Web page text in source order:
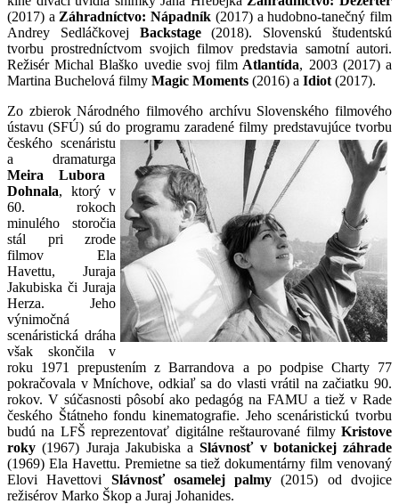
(2017) a Záhradníctvo: Nápadník (2017) a hudobno-tanečný film
Andrey Sedláčkovej Backstage(2018). Slovenskú študentskú
tvorbu prostredníctvom svojich filmov predstavia samotní autori.
Režisér Michal Blaško uvedie svoj film Atlantída, 2003 (2017) a
Martina Buchelová filmy Magic Moments (2016) a Idiot (2017).
Zo zbierok Národného filmového archívu Slovenského filmového
ústavu (SFÚ) sú do programu zaradené filmy predstavujúce tvorbu
českého scenáristu
a dramaturga
Meira Lubora
Dohnala, ktorý v
60. rokoch
minulého storočia
stál pri zrode
filmov Ela
Havettu, Juraja
Jakubiska či Juraja
Herza. Jeho
výnimočná
scenáristická dráha
však skončila v
roku 1971 prepustením z Barrandova a po podpise Charty 77
pokračovala v Mníchove, odkiaľ sa do vlasti vrátil na začiatku 90.
rokov. V súčasnosti pôsobí ako pedagóg na FAMU a tiež v Rade
českého Štátneho fondu kinematografie. Jeho scenáristickú tvorbu
budú na LFŠ reprezentovať digitálne reštaurované filmyKristove
roky (1967) Juraja Jakubiska aSlávnosť v botanickej záhrade
(1969) Ela Havettu. Premietne sa tiež dokumentárny film venovaný
Elovi Havettovi Slávnosť osamelej palmy (2015) od dvojice
režisérov Marko Škop a Juraj Johanides.